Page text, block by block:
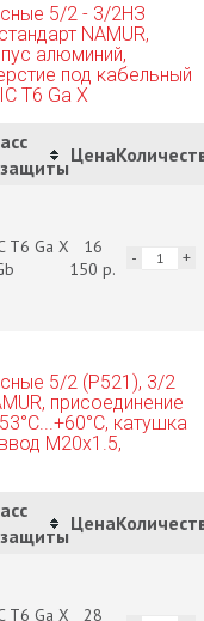
5/2 - 3/2НЗ
NAMUR,
алюминий,
под кабельный
T6 Ga X
Цена
T6 Ga X
16
150 р.
5/2 (P521), 3/2
присоединение
катушка
М20х1.5,
Цена
T6 Ga X
28